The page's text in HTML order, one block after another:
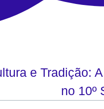
e Tradição:
no 10º